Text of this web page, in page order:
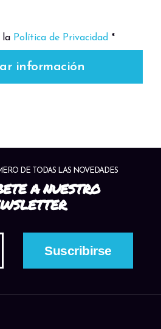
la Política de Privacidad *
información
DE TODAS LAS NOVEDADES
A NUESTRO